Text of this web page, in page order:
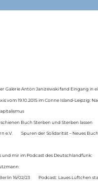
Galerie Anton Janizewski fand Eingang in
19.10.2015 im Conne Island-Leipzig:
Buch Sterben und Sterben lassen
e.V. Spuren der Solidarität – Neues
und mir im Podcast des Deutschlandfunk:
16/02/23 Podcast: Laues Lüftchen